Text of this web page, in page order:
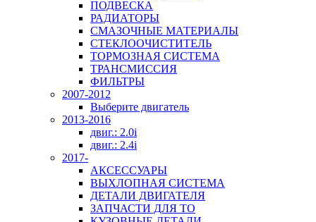
ПОДВЕСКА
РАДИАТОРЫ
СМАЗОЧНЫЕ МАТЕРИАЛЫ
СТЕКЛООЧИСТИТЕЛЬ
ТОРМОЗНАЯ СИСТЕМА
ТРАНСМИССИЯ
ФИЛЬТРЫ
2007-2012
Выберите двигатель
2013-2016
двиг.: 2.0i
двиг.: 2.4i
2017-
АКСЕССУАРЫ
ВЫХЛОПНАЯ СИСТЕМА
ДЕТАЛИ ДВИГАТЕЛЯ
ЗАПЧАСТИ ДЛЯ ТО